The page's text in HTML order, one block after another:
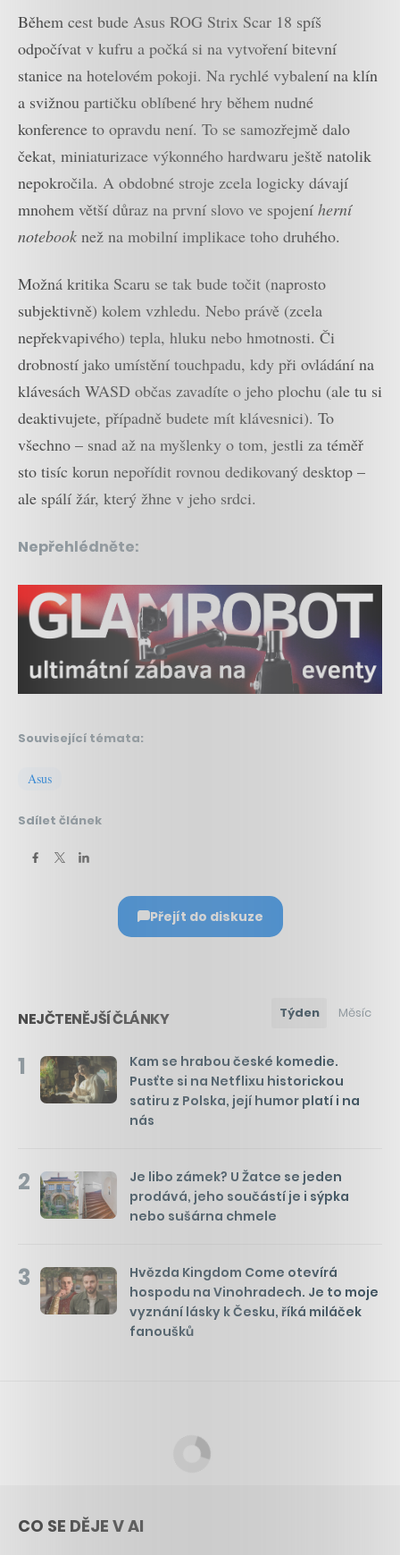
Během cest bude Asus ROG Strix Scar 18 spíš
odpočívat v kufru a počká si na vytvoření bitevní
stanice na hotelovém pokoji. Na rychlé vybalení na klín
a svižnou partičku oblíbené hry během nudné
konference to opravdu není. To se samozřejmě dalo
čekat, miniaturizace výkonného hardwaru ještě natolik
nepokročila. A obdobné stroje zcela logicky dávají
mnohem větší důraz na první slovo ve spojení herní
notebook než na mobilní implikace toho druhého.
Možná kritika Scaru se tak bude točit (naprosto
subjektivně) kolem vzhledu. Nebo právě (zcela
nepřekvapivého) tepla, hluku nebo hmotnosti. Či
drobností jako umístění touchpadu, kdy při ovládání na
klávesách WASD občas zavadíte o jeho plochu (ale tu si
deaktivujete, případně budete mít klávesnici). To
všechno – snad až na myšlenky o tom, jestli za téměř
sto tisíc korun nepořídit rovnou dedikovaný desktop –
ale spálí žár, který žhne v jeho srdci.
Nepřehlédněte:
Související témata:
Asus
Sdílet článek
Přejít do diskuze
NEJČTENĚJŠÍ ČLÁNKY Týden Měsíc
1
Kam se hrabou české komedie.
Pusťte si na Netflixu historickou
satiru z Polska, její humor platí i na
nás
2
Je libo zámek? U Žatce se jeden
prodává, jeho součástí je i sýpka
nebo sušárna chmele
3
Hvězda Kingdom Come otevírá
hospodu na Vinohradech. Je to moje
vyznání lásky k Česku, říká miláček
fanoušků
CO SE DĚJE V AI